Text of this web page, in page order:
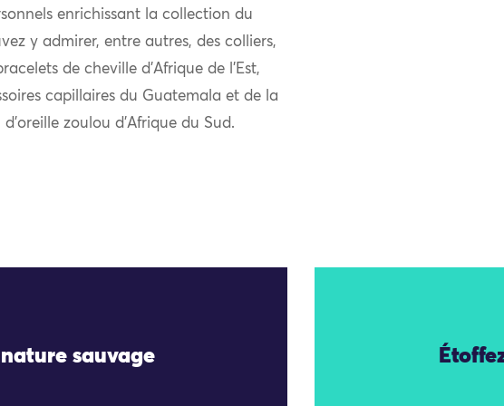
enrichissant la collection du
y admirer, entre autres, des colliers,
de cheville d’Afrique de l’Est,
capillaires du Guatemala et de la
zoulou d’Afrique du Sud.
sauvage